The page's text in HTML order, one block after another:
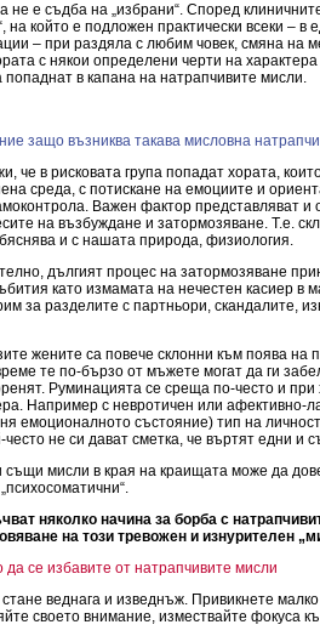
не е съдба на „избрани“. Според
на който е подложен практически всеки – в
– при раздяла с любим човек, смяна на
с някои определени черти на
попаднат в капана на натрапчивите мисли.
защо възниква такава мисловна
че в рисковата група попадат хората,
среда, с потискане на емоциите и
Важен фактор представляват и
на възбуждане и затормозяване. Т.е.
и с нашата природа, физиология.
дългият процес на затормозяване
като измамата на нечестен касиер в
за разделите с партньори, скандалите,
жените са повече склонни към поява на
те по-бързо от мъжете могат да ги
Руминацията се среща по-често и
Например с невротичен или афективно-
емоционалното състояние) тип на
често не си дават сметка, че въртят едни и
същи мисли в края на краищата може да
няколко начина за борба с
на този тревожен и изнурителен
се избавите от натрапчивите мисли
веднага и изведнъж. Привикнете
своето внимание, измествайте фокуса